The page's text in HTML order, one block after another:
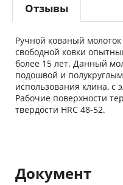
Отзывы
Ручной кованый
свободной ковки
более 15 лет. Данный
подошвой и
использования клина, с
Рабочие поверхности
твердости HRC 48-52.
Документ